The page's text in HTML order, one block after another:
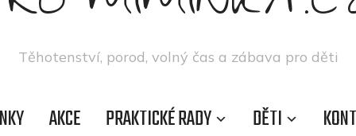
Těhotenství, porod, volný čas a zábava pro děti
AKCE PRAKTICKÉ RADY DĚTI